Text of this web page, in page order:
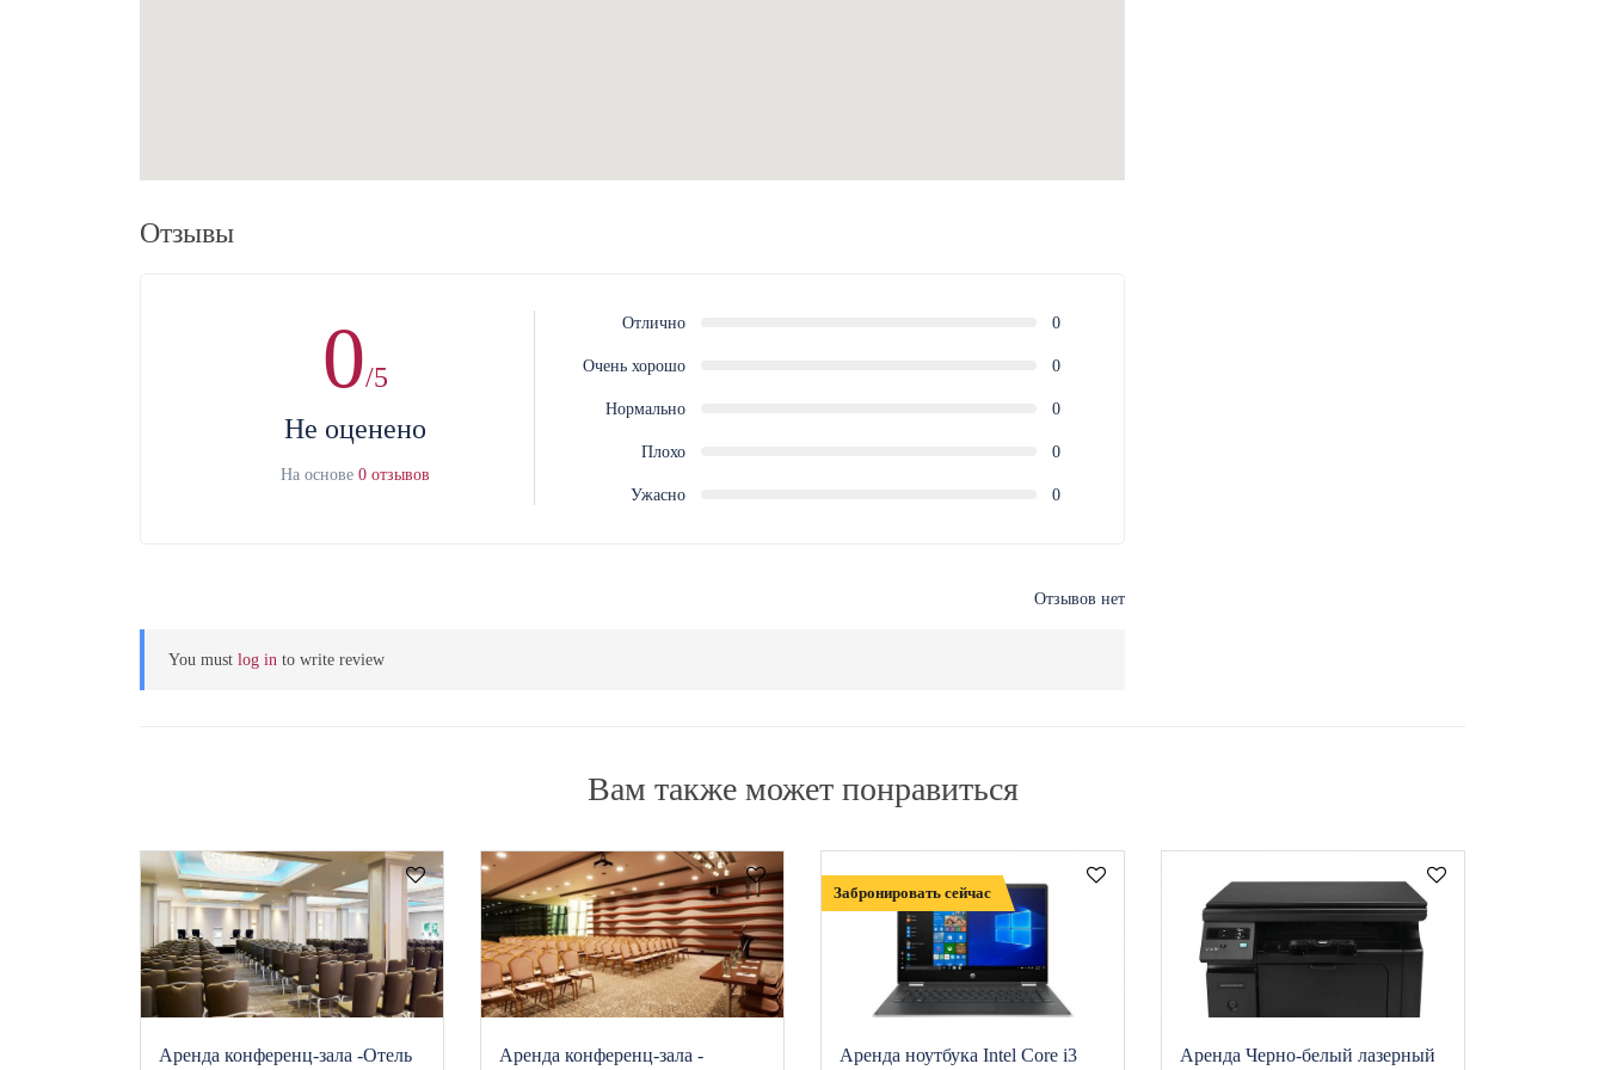
Отзывы
0/5
Не оценено
На основе0 отзывов
Отлично 0
Очень хорошо 0
Нормально 0
Плохо 0
Ужасно 0
Отзывов нет
You must log in to write review
Вам также может понравиться
Аренда конференц-зала -Отель Аренда конференц-зала -
Забронировать сейчас
Аренда ноутбука Intel Core i3 Аренда Черно-белый лазерный